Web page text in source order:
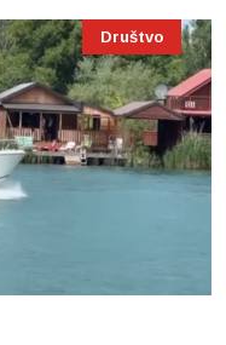
Društvo